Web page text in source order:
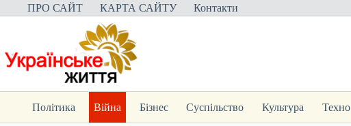
Перейти
до
ПРО САЙТ КАРТА САЙТУ Контакти
Політика Війна Бізнес Суспільство Культура Техно